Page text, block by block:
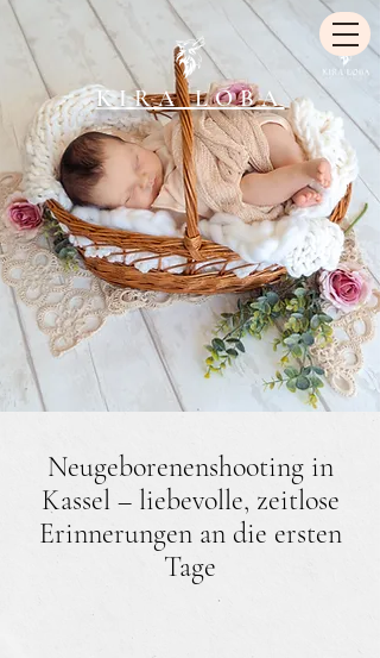
KIRA LOBA
Neugeborenenshooting in
Kassel – liebevolle, zeitlose
Erinnerungen an die ersten
Tage